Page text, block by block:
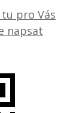
tu pro Vás
napsat